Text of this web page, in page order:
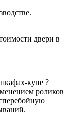
двери в
купе ?
роликов